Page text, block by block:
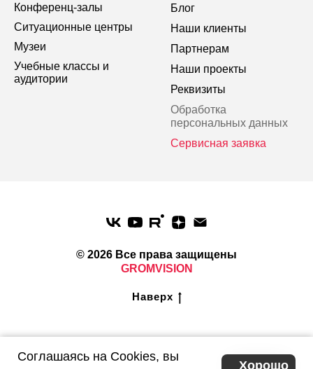
Соглашаясь на Cookies, вы
Хорошо
Конференц-залы
Ситуационные центры
Музеи
Учебные классы и
аудитории
Блог
Наши клиенты
Партнерам
Наши проекты
Реквизиты
Обработка
персональных данных
Сервисная заявка
© 2026 Все права защищены
GROMVISION
Наверх
социальных сетей у себя? Мы не против. Но просим указать